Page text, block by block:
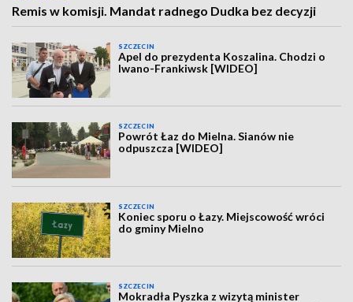
Remis w komisji. Mandat radnego Dudka bez decyzji
SZCZECIN
Apel do prezydenta Koszalina. Chodzi o
Iwano-Frankiwsk [WIDEO]
SZCZECIN
Powrót Łaz do Mielna. Sianów nie
odpuszcza [WIDEO]
SZCZECIN
Koniec sporu o Łazy. Miejscowość wróci
do gminy Mielno
SZCZECIN
Mokradła Pyszka z wizytą minister